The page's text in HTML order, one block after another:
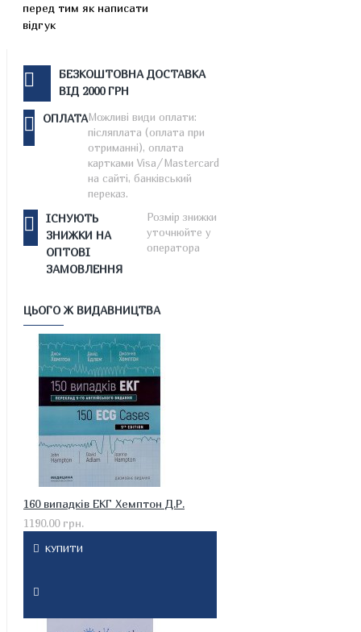
перед тим як написати
відгук
БЕЗКОШТОВНА ДОСТАВКА
ВІД 2000 ГРН
ОПЛАТАМожливі види оплати:
післяплата (оплата при
отриманні), оплата
картками Visa/Mastercard
на сайті, банківський
переказ.
ІСНУЮТЬ
ЗНИЖКИ НА
ОПТОВІ
ЗАМОВЛЕННЯ
Розмір знижки
уточнюйте у
оператора
ЦЬОГО Ж ВИДАВНИЦТВА
160 випадків ЕКГ Хемптон Д.Р.
1190.00 грн.
КУПИТИ